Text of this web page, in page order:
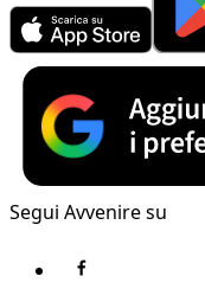
Segui Avvenire su